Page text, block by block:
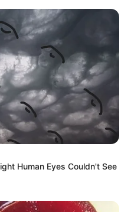
Human Eyes Couldn't See